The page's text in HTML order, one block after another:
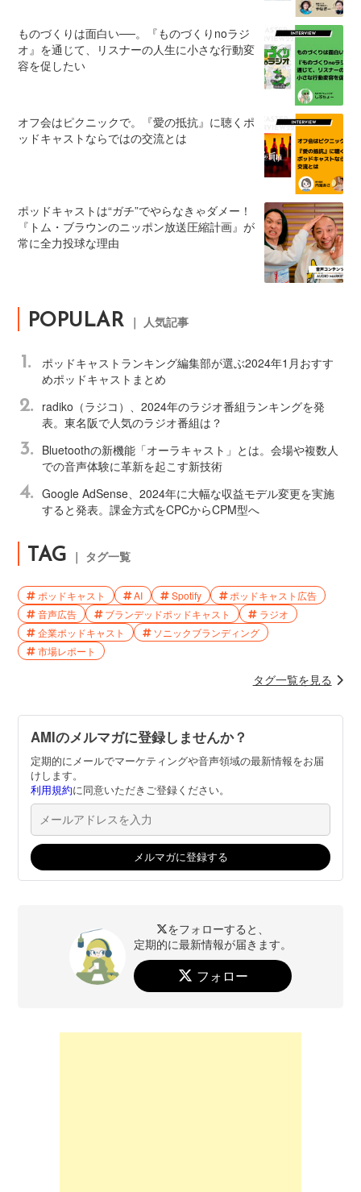
ものづくりは面白い──。『ものづくりnoラジ
オ』を通じて、リスナーの人生に小さな行動変
容を促したい
オフ会はピクニックで。『愛の抵抗』に聴くポ
ッドキャストならではの交流とは
ポッドキャストは“ガチ”でやらなきゃダメー！
『トム・ブラウンのニッポン放送圧縮計画』が
常に全力投球な理由
POPULAR ｜ 人気記事
1.
ポッドキャストランキング編集部が選ぶ2024年1月おすす
めポッドキャストまとめ
2.
radiko（ラジコ）、2024年のラジオ番組ランキングを発
表。東名阪で人気のラジオ番組は？
3.
Bluetoothの新機能「オーラキャスト」とは。会場や複数人
での音声体験に革新を起こす新技術
4. Google AdSense、2024年に大幅な収益モデル変更を実施
すると発表。課金方式をCPCからCPM型へ
TAG ｜ タグ一覧
ポッドキャスト AI Spotify
ポッドキャスト広告
音声広告
ブランデッドポッドキャスト
ラジオ
企業ポッドキャスト
ソニックブランディング
市場レポート
タグ一覧を見る
AMIのメルマガに登録しませんか？
定期的にメールでマーケティングや音声領域の最新情報をお届
けします。
利用規約に同意いただきご登録ください。
をフォローすると、
定期的に最新情報が届きます。
フォロー